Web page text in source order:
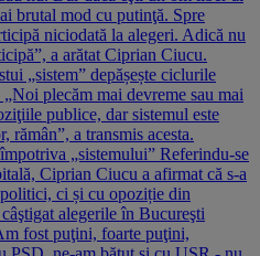
brutal mod cu putinţă. Spre
niciodată la alegeri. Adică nu
a arătat Ciprian Ciucu.
„sistem” depășește ciclurile
plecăm mai devreme sau mai
publice, dar sistemul este
rămân”, a transmis acesta.
„sistemului” Referindu-se
Ciprian Ciucu a afirmat că s-a
ci și cu opoziție din
alegerile în Bucureşti
fost puţini, foarte puţini,